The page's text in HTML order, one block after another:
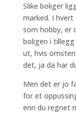
Slike boliger
marked. I
som hobby, er
boligen i
ut, hvis
det, ja da har
Men det er jo
for et
enn du regnet